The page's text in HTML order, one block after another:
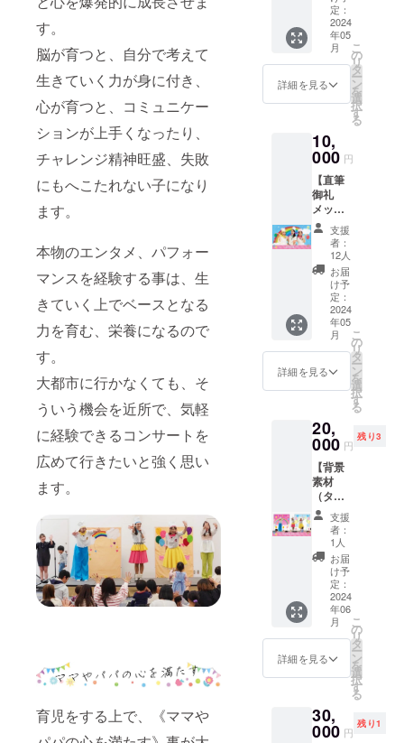
す。
脳が育つと、自分で考えて
生きていく力が身に付き、
心が育つと、コミュニケー
ションが上手くなったり、
チャレンジ精神旺盛、失敗
にもへこたれない子になり
ます。
本物のエンタメ、パフォー
マンスを経験する事は、生
きていく上でベースとなる
力を育む、栄養になるので
す。
大都市に行かなくても、そ
ういう機会を近所で、気軽
に経験できるコンサートを
広めて行きたいと強く思い
ます。
育児をする上で、《ママや
に主要
キャス
トとし
て出
演。歌
手や 司
会業な
ど、マ
活動を
続ける
他、講
師とし
ても活
動の幅
を広
げ、
歌、芝
居、英
語発
音、日
本語教
師とし
て、オ
ンライ
ンで世
界中に
www.m
usahito
mi.com
Instagr
am:
@musa
hitomi
Side
Story」
「Miss
Saigon
」、「
Chicag
o」など
の地方
出演。
オフブ
ロード
ウェイ
の新作
ミュー
ジカル
含め、
数々の
舞台に
出演
し、振
付も手
がけて
いる。
2019
年、「A
Charlie
Brown
as」ス
ヌー
ピー役
に大抜
擢さ
れ、全
米を巡
演。
2022年
11月に
は、NY
の有名
キャバ
レー
54Belo
w での
新作
ミュー
ル"Pres
ent
Perfect
ぶか、
まずは
この
ワーク
プを受
けてみ
決める
のもオ
ススメ
です。
1時間の
レッス
ンの中
で歌、
ダンス
のレッ
スン
別々で
受けて
もら
い、最
後は歌
いなが
ら踊っ
てみる
挑戦♪ ※
会場ま
での交
通費は
各自で
ご負担
くださ
い ※詳
細は
CAMPF
IREメッ
セージ
にてご
連絡し
ます ※
キャン
セル・
ご返金
不可
譲渡
可） ※
子は
ai、
jpg、
pdfのい
でお願
いしま
い場合
はテキ
ストで
こちら
で社
名・団
体名・
個人名
などの
支援者
名を記
載させ
ていた
だきま
ンを1つ
購入に
コード
を各1点
ずつ挿
入でき
ます ※
公序良
俗に反
する広
告はお
受けで
きかね
ます ※
リター
ン画像
はイ
です ※
挿入位
体のバ
ランス
をみて
ki.com/
access/
・JR南
武線
「武蔵
溝ノ口
・東急
田園都
市線
「溝の
口駅」
より徒
歩5分
ゲス
ト：
シーク
レット
ゲスト
（過去
のnico’t
moms
サート
にも出
あるロ
マン
ティッ
ク芸人
さ
ん！）
この公
演で一
番見や
すい1列
目のお
席、も
しくは
後方列
子席の
どちら
ただけ
るお席
ンサー
トチ
ケット
は付属
しませ
ん。コ
の場合
は別途
トをお
求めく
ださい
※クラウ
ドファ
ンディ
ング終
了後に
メール
にてご
連絡差
し上げ
ます ※
入稿期
QRコー
ドの
データ
のご用
意をお
願いし
ます ※
提出
データ
の拡張
子は
ai、
jpg、
pdfのい
ずれか
いしま
す ※ロ
はテキ
ストで
moms
のメン
バーを
交えて
お茶と
ケーキ
を食べ
でゆっ
くりお
しゃべ
りタイ
ム♪ み
なさん
がリ
ラック
スでき
る場で
自分自
身に癒
しの時
間を。
日時：
5/24（
金）
10:00〜
NewYor
kCoffee
県川崎
市宮前
区鷺沼
３丁目
３−８
アスリ
エ鷺沼
のビル
https://
newyor
coffee.
owst.jp/
時間を
予定し
定：
2024
年05
月
詳細を見る
こ
の
リ
タ
ー
ン
を
選
択
す
る
10,
000 円
【直筆
御礼
メッ
セージ
をオリ
ジナル
ポスト
カード
でお届
け】
nico't
moms
のメン
バーか
らお礼
セージ
付きポ
スト
カード
をお送
りしま
す。
nico't
moms
のこと
をとに
かく全
力で応
援して
あげた
い！と
思って
支援よ
ろしく
支援
者：
12人
お届
け予
定：
2024
年05
月
詳細を見る
こ
の
リ
タ
ー
ン
を
選
択
す
る
20,
000 円
残り3
【背景
素材
（タペ
スト
リー）
スポン
サー】
大きな
ステー
ジでの
コン
サート
をより
華やか
にする
立式タ
ペスト
支援
者：
1人
お届
け予
定：
2024
年06
月
詳細を見る
こ
の
リ
タ
ー
ン
を
選
択
す
る
30,
000 円
残り1